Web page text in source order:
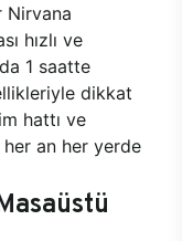
Nirvana
hızlı ve
1 saatte
dikkat
hattı ve
an her yerde